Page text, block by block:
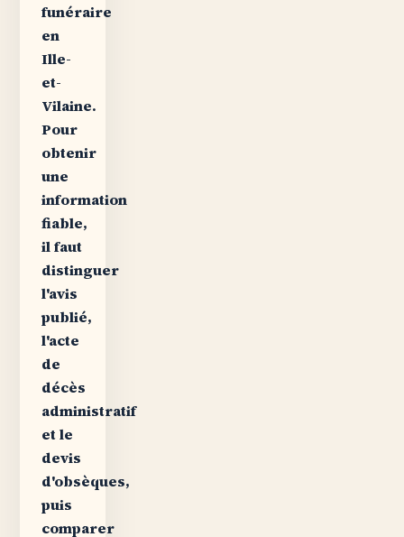
funéraire
en
Ille-
et-
Vilaine.
Pour
obtenir
une
information
fiable,
il faut
distinguer
l'avis
publié,
l'acte
de
décès
administratif
et le
devis
d'obsèques,
puis
comparer